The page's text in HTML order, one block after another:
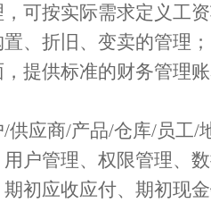
可按实际需求定义工
、折旧、变卖的管理；
提供标准的财务管理
/供应商/产品/仓库/员工
用户管理、权限管理、
期初应收应付、期初现